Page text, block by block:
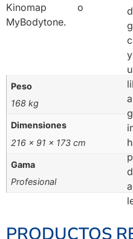
Kinomap o
MyBodytone.
Peso
168 kg
Dimensiones
216 × 91 × 173 cm
Gama
Profesional
PRODUCTOS